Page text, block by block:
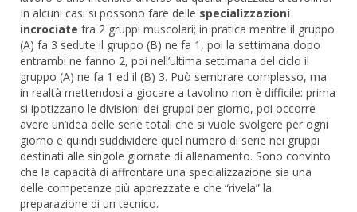
In alcuni casi si possono fare delle specializzazioni
incrociate fra 2 gruppi muscolari; in pratica mentre il gruppo
(A) fa 3 sedute il gruppo (B) ne fa 1, poi la settimana dopo
entrambi ne fanno 2, poi nell’ultima settimana del ciclo il
gruppo (A) ne fa 1 ed il (B) 3. Può sembrare complesso, ma
in realtà mettendosi a giocare a tavolino non è difficile: prima
si ipotizzano le divisioni dei gruppi per giorno, poi occorre
avere un’idea delle serie totali che si vuole svolgere per ogni
giorno e quindi suddividere quel numero di serie nei gruppi
destinati alle singole giornate di allenamento. Sono convinto
che la capacità di affrontare una specializzazione sia una
delle competenze più apprezzate e che “rivela” la
preparazione di un tecnico.